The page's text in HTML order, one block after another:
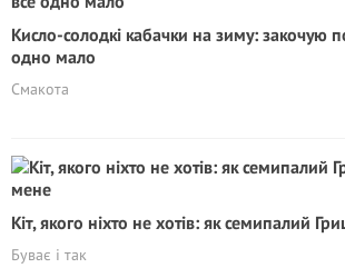
Кисло-солодкі кабачки на зиму: закочую
одно мало
Смакота
Кіт, якого ніхто не хотів: як семипалий
Буває і так